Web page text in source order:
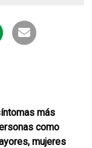
más
como
mujeres